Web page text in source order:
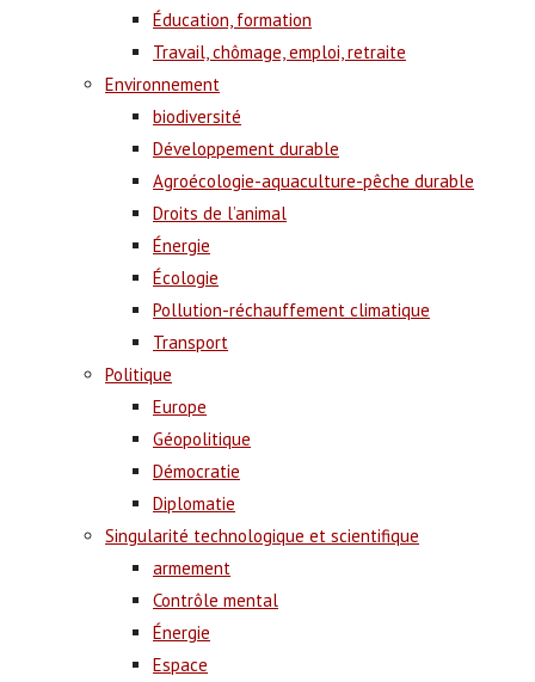
Éducation, formation
Travail, chômage, emploi, retraite
Environnement
biodiversité
Développement durable
Agroécologie-aquaculture-pêche durable
Droits de l’animal
Énergie
Écologie
Pollution-réchauffement climatique
Transport
Politique
Europe
Géopolitique
Démocratie
Diplomatie
Singularité technologique et scientifique
armement
Contrôle mental
Énergie
Espace